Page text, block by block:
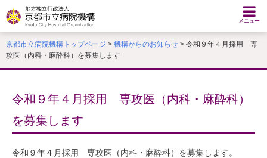
文
へ
移
動
す
メニュー
京都市立病院機構トップページ > 機構からのお知らせ > 令和９年４月採用 専
攻医（内科・麻酔科）を募集します
令和９年４月採用 専攻医（内科・麻酔科）
を募集します
令和９年４月採用 専攻医（内科・麻酔科）を募集します。